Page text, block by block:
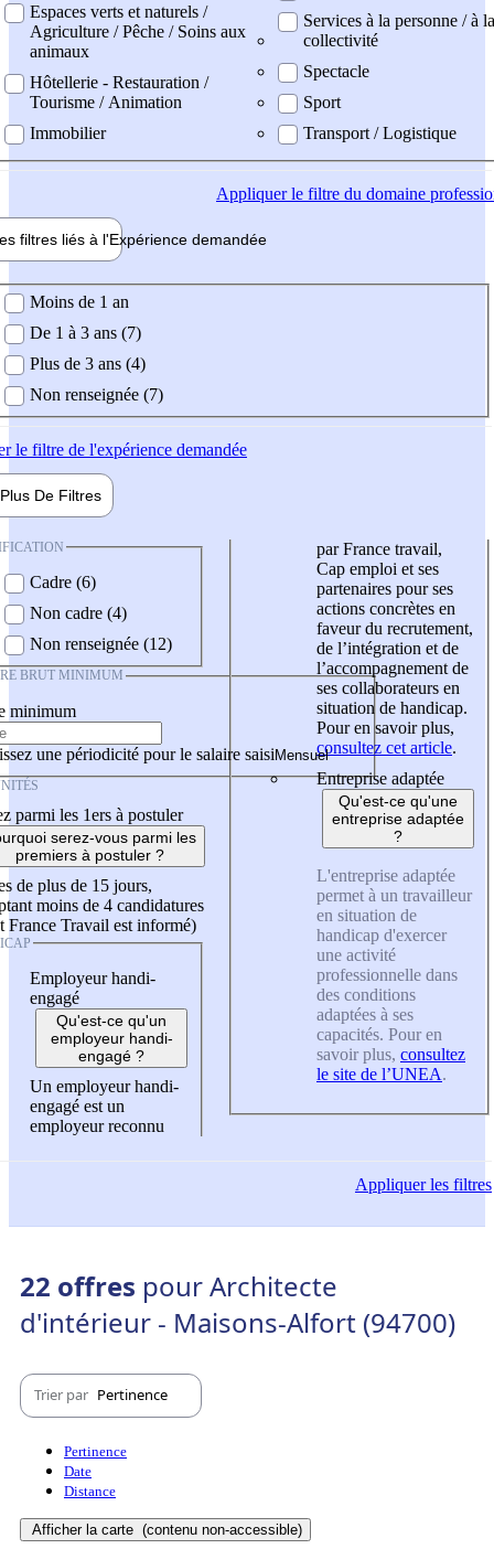
Espaces verts et naturels /
Agriculture / Pêche / Soins aux
animaux
Hôtellerie - Restauration /
Tourisme / Animation
Immobilier
Services à la personne / à la
collectivité
Spectacle
Sport
Transport / Logistique
Appliquerle filtre du domaine
filtres liés à l'Expérience demandée
demandée
Moins de 1 an
De 1 à 3 ans (7)
Plus de 3 ans (4)
Non renseignée (7)
le filtre de l'expérience demandée
Plus De Filtres
Cadre (6)
Non cadre (4)
Non renseignée (12)
BRUT MINIMUM
minimum
une périodicité pour le salaire saisi
parmi les 1ers à postuler
serez-vous parmi les
premiers à postuler ?
de plus de 15 jours,
moins de 4 candidatures
France Travail est informé)
Employeur handi-
engagé
Qu'est-ce qu'un
employeur handi-
engagé ?
Un employeur handi-
engagé est un
employeur reconnu
par France travail,
Cap emploi et ses
partenaires pour ses
actions concrètes en
faveur du recrutement,
de l’intégration et de
l’accompagnement de
ses collaborateurs en
situation de handicap.
Pour en savoir plus,
consultez cet article.
Entreprise adaptée
Qu'est-ce qu'une
entreprise adaptée
?
L'entreprise adaptée
permet à un travailleur
en situation de
handicap d'exercer
une activité
professionnelle dans
des conditions
adaptées à ses
capacités. Pour en
savoir plus, consultez
le site de l’UNEA.
Appliquerles filtres
22 offres pour Architecte
d'intérieur - Maisons-Alfort (94700)
Trier par Pertinence
Pertinence
Date
Distance
Afficher la carte (contenu non-accessible)